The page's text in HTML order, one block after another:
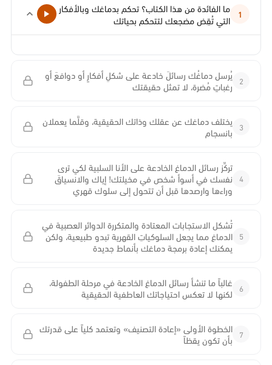
1
ما الفائدة من هذا الكتاب؟ تحكم بدماغك وبالأفكار
التي تُقِض مضجعك لتتحكم بحياتك
2
يُرسل دماغُك رسائلَ خادعة على شكلِ أفكارٍ أو دوافعَ أو
رغباتٍ مُضرة، لا تمثل حقيقتك
3
يختلف دماغك عن عقلك وذاتك الحقيقية، وقلَّما يعملان
بانسجام
4
تركِّز رسائل الدماغ الخادعة على الأنا السلبية لكي ترى
نفسك في أسوأ شخص في مخيلتك! إياك والانسياقَ
وراءها وارصدها قبل أن تتحول إلى سلوك قهري
5
تُشكل الاستجابات المعتادة والمتكررة الدوائر العصبية في
الدماغ مما يجعل السلوكياتِ القهرية تبدو طبيعية، ولكن
يمكنك إعادة برمجة دماغك بأنماط جديدة
6
غالباً ما تنشأ رسائل الدماغ الخادعة في مرحلة الطفولة،
لكنها لا تعكس احتياجاتك العاطفية الحقيقية
7 الخطوة الأولى «إعادة التصنيف» وتعتمد كلياً على قدرتك
بأن تكون يقظاً